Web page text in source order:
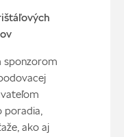
sponzorom
poradia,
ako aj